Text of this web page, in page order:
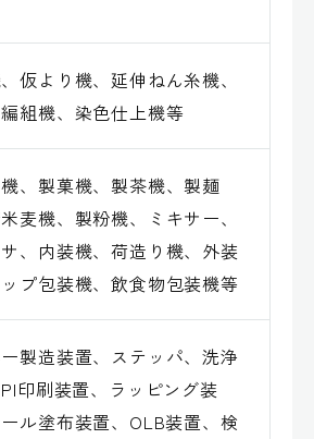
仮より機、延伸ねん糸機、
組機、染色仕上機等
、製菓機、製茶機、製麺
麦機、製粉機、ミキサー、
、内装機、荷造り機、外装
プ包装機、飲食物包装機等
製造装置、ステッパ、洗浄
印刷装置、ラッピング装
ル塗布装置、OLB装置、検